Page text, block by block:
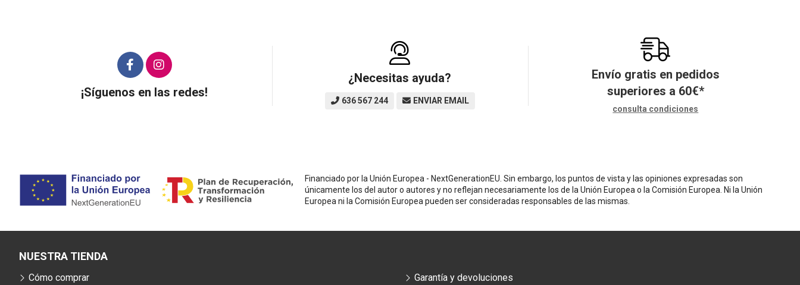
¡Síguenos en las redes!
¿Necesitas ayuda?
636 567 244 ENVIAR EMAIL
Envío gratis en pedidos
superiores a 60€*
consulta condiciones
Financiado por la Unión Europea - NextGenerationEU. Sin embargo, los puntos de vista y las opiniones expresadas son
únicamente los del autor o autores y no reflejan necesariamente los de la Unión Europea o la Comisión Europea. Ni la Unión
Europea ni la Comisión Europea pueden ser consideradas responsables de las mismas.
NUESTRA TIENDA
Cómo comprar Garantía y devoluciones